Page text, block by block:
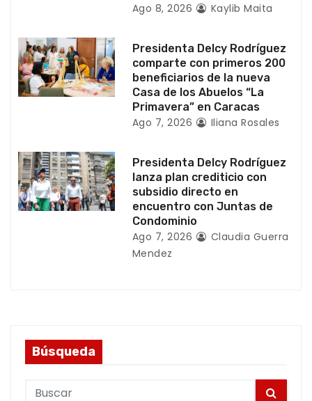
r
a
d
s
Ago 8, 2026 Kaylib Maita
Presidenta Delcy Rodríguez
comparte con primeros 200
beneficiarios de la nueva
Casa de los Abuelos “La
Primavera” en Caracas
Ago 7, 2026 Iliana Rosales
Presidenta Delcy Rodríguez
lanza plan crediticio con
subsidio directo en
encuentro con Juntas de
Condominio
Ago 7, 2026
Claudia Guerra
Mendez
Búsqueda